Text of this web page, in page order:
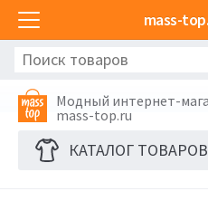
mass-
Модный интернет-
mass-top.ru
КАТАЛОГ ТОВАРОВ